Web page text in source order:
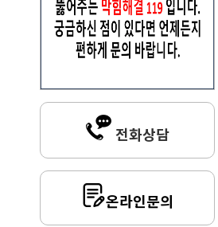
전화상담
온라인문의